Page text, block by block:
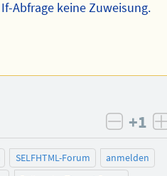
Abfrage keine Zuweisung.
+1
SELFHTML-Forum
anmelden